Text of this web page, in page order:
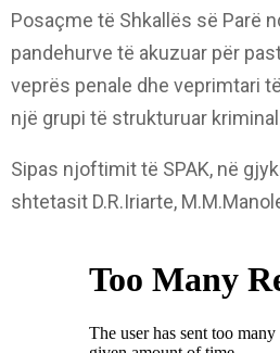
Posaçme të Shkallës së Parë
pandehurve të akuzuar për
veprës penale dhe veprimtari
një grupi të strukturuar
Sipas njoftimit të SPAK, në
shtetasit D.R.Iriarte,